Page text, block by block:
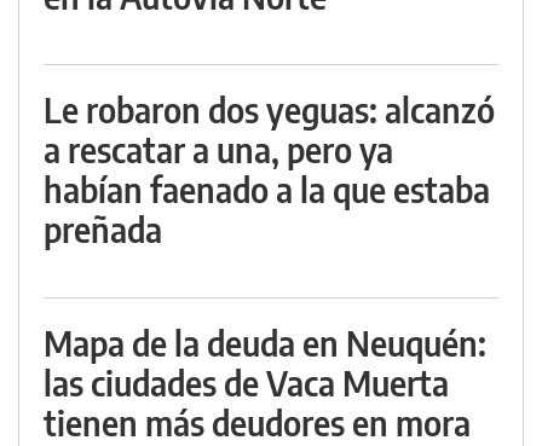
Le robaron dos yeguas: alcanzó
a rescatar a una, pero ya
habían faenado a la que estaba
preñada
Mapa de la deuda en Neuquén:
las ciudades de Vaca Muerta
tienen más deudores en mora